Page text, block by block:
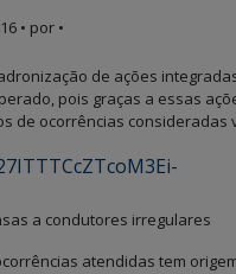
• por •
de ações
pois graças a essas
de ocorrências consideradas
a condutores irregulares
atendidas tem